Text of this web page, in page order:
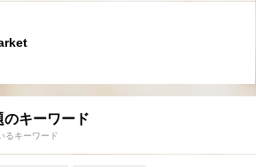
のキーワード
るキーワード